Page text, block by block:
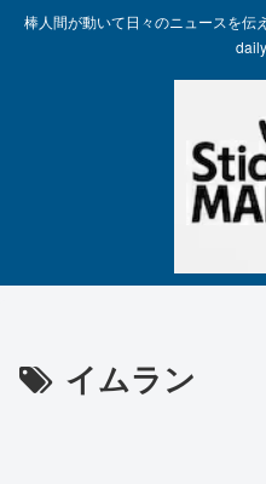
棒人間が動いて日々のニュースを
イムラン